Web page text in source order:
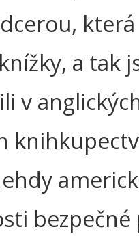
a tak
v